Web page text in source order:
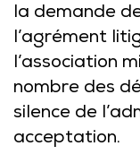
la demande
l’agrément
l’association
nombre des
silence de
acceptation.